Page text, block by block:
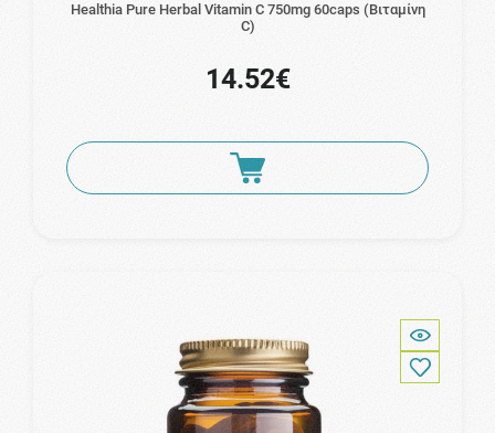
Healthia Pure Herbal Vitamin C 750mg 60caps (Βιταμίνη
C)
14.52€